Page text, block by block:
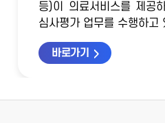
등)이 의료서비스를 제공
심사평가 업무를 수행하고
바로가기